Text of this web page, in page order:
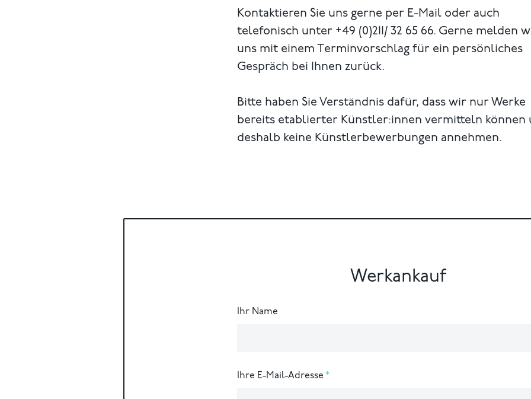
Kontaktieren Sie uns gerne per E-Mail oder auch
telefonisch unter +49 (0)211/ 32 65 66. Gerne melden
uns mit einem Terminvorschlag für ein persönliches
Gespräch bei Ihnen zurück.
Bitte haben Sie Verständnis dafür, dass wir nur Werke
bereits etablierter Künstler:innen vermitteln können
deshalb keine Künstlerbewerbungen annehmen.
Werkankauf
Ihr Name
Ihre E-Mail-Adresse